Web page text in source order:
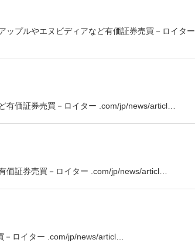
ップルやエヌビディアなど有価証券売買－ロイター
有価証券売買－ロイター .com/jp/news/articl…
価証券売買－ロイター .com/jp/news/articl…
－ロイター .com/jp/news/articl…